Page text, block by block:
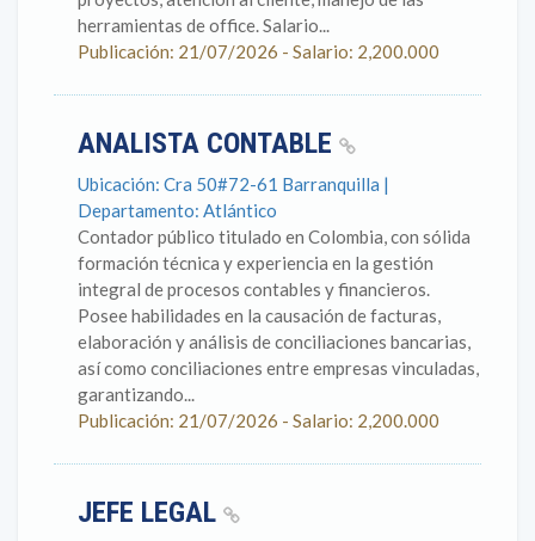
herramientas de office. Salario...
Publicación: 21/07/2026 - Salario: 2,200.000
ANALISTA CONTABLE
Ubicación: Cra 50#72-61 Barranquilla |
Departamento: Atlántico
Contador público titulado en Colombia, con sólida
formación técnica y experiencia en la gestión
integral de procesos contables y financieros.
Posee habilidades en la causación de facturas,
elaboración y análisis de conciliaciones bancarias,
así como conciliaciones entre empresas vinculadas,
garantizando...
Publicación: 21/07/2026 - Salario: 2,200.000
JEFE LEGAL